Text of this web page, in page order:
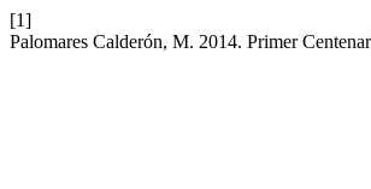
[1]
Palomares Calderón, M. 2014. Primer